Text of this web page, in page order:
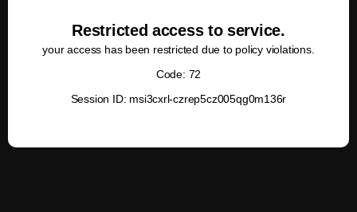
Restricted access to service.
your access has been restricted due to policy violations.
Code: 72
Session ID: msi3cxrl-czrep5cz005qg0m136r